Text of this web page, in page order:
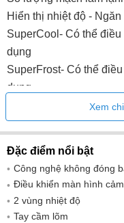
Hiển thị nhiệt độ -
SuperCool- Có thể
dụng
SuperFrost- Có thể
dụng
Báo động mất điện -
Báo động cửa, làm mát
Báo động cửa, đóng
qua ứng dụng
qua ứng dụng
Xem
Đặc điểm nổi bật
Công nghệ không đóng
Điều khiển màn hình
2 vùng nhiệt độ
Tay cầm lõm